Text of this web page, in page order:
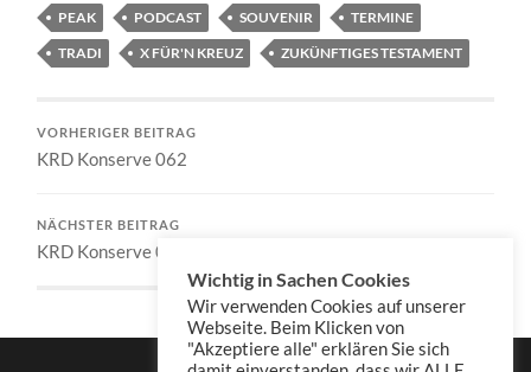
PEAK
PODCAST SOUVENIR
TERMINE
TRADI
X FÜR'N KREUZ ZUKÜNFTIGES TESTAMENT
VORHERIGER BEITRAG
KRD Konserve 062
NÄCHSTER BEITRAG
KRD Konserve 064
Wichtig in Sachen Cookies
Wir verwenden Cookies auf unserer
Webseite. Beim Klicken von
"Akzeptiere alle" erklären Sie sich